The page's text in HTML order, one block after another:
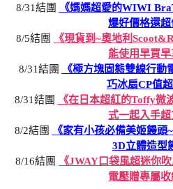
8/31結團
《媽媽超愛的WIWI
爆好價格還
8/5結團
《現貨到~奧地利
能使用早買
8/31結團
《極方塊固態雙線行動
巧冰扇CP值
8/31結團
《在日本超紅的Toffy微
式一起入手
8/2結團
《家有小孩必備美姬饅
3D立體造型
8/16結團
《JWAY口袋風超迷你
電壓贈專屬